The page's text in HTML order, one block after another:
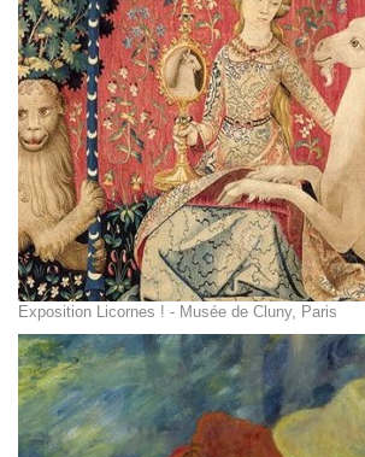
Exposition Licornes ! - Musée de Cluny, Paris